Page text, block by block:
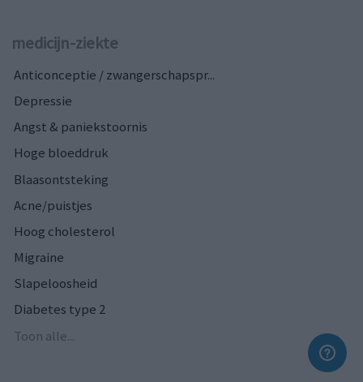
medicijn-ziekte
Anticonceptie / zwangerschapspr...
Depressie
Angst & paniekstoornis
Hoge bloeddruk
Blaasontsteking
Acne/puistjes
Hoog cholesterol
Migraine
Slapeloosheid
Diabetes type 2
Toon alle...